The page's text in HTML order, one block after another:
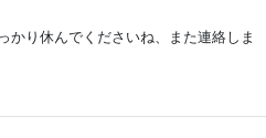
かり休んでくださいね、また連絡しま